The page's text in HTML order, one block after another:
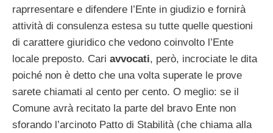
raprresentare e difendere l’Ente in giudizio e fornirà
attività di consulenza estesa su tutte quelle questioni
di carattere giuridico che vedono coinvolto l’Ente
locale preposto. Cari avvocati, però, incrociate le dita
poiché non è detto che una volta superate le prove
sarete chiamati al cento per cento. O meglio: se il
Comune avrà recitato la parte del bravo Ente non
sforando l’arcinoto Patto di Stabilità (che chiama alla